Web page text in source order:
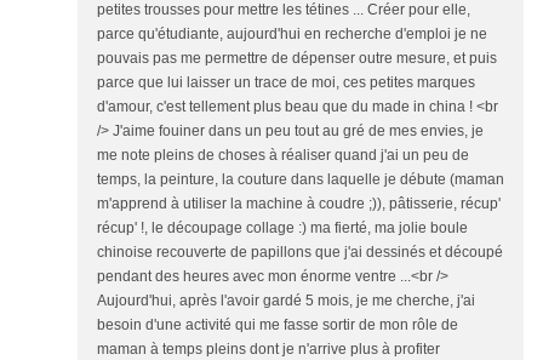
petites trousses pour mettre les tétines ... Créer pour elle,
parce qu'étudiante, aujourd'hui en recherche d'emploi je ne
pouvais pas me permettre de dépenser outre mesure, et puis
parce que lui laisser un trace de moi, ces petites marques
d'amour, c'est tellement plus beau que du made in china ! <br
/> J'aime fouiner dans un peu tout au gré de mes envies, je
me note pleins de choses à réaliser quand j'ai un peu de
temps, la peinture, la couture dans laquelle je débute (maman
m'apprend à utiliser la machine à coudre ;)), pâtisserie, récup'
récup' !, le découpage collage :) ma fierté, ma jolie boule
chinoise recouverte de papillons que j'ai dessinés et découpé
pendant des heures avec mon énorme ventre ...<br />
Aujourd'hui, après l'avoir gardé 5 mois, je me cherche, j'ai
besoin d'une activité qui me fasse sortir de mon rôle de
maman à temps pleins dont je n'arrive plus à profiter